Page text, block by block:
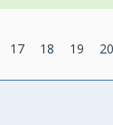
17 18 19 20